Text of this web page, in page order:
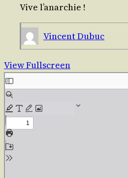
Vive l’a­nar­chie !
Vincent Dubuc
View Fullscreen